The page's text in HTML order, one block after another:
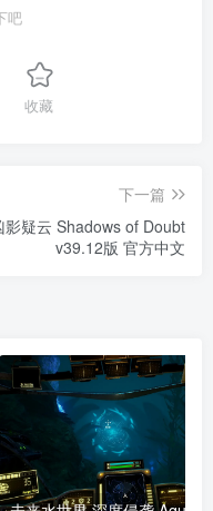
吧
收藏
下一篇
影疑云 Shadows of Doubt
v39.12版 官方中文